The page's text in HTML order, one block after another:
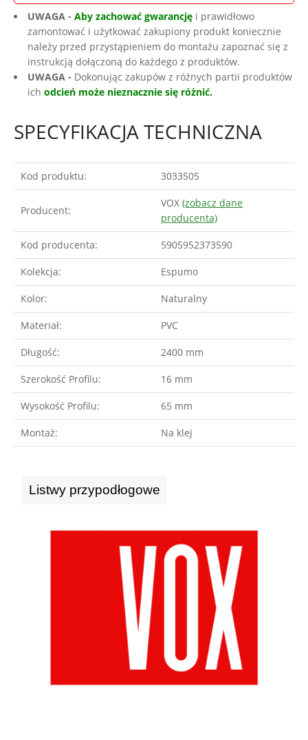
UWAGA - Aby zachować gwarancję i prawidłowo
zamontować i użytkować zakupiony produkt koniecznie
należy przed przystąpieniem do montażu zapoznać się z
instrukcją dołączoną do każdego z produktów.
UWAGA - Dokonując zakupów z różnych partii produktów
ich odcień może nieznacznie się różnić.
SPECYFIKACJA TECHNICZNA
Kod produktu: 3033505
Producent:
VOX (zobacz dane
producenta)
Kod producenta: 5905952373590
Kolekcja: Espumo
Kolor: Naturalny
Materiał: PVC
Długość: 2400 mm
Szerokość Profilu: 16 mm
Wysokość Profilu: 65 mm
Montaż: Na klej
Listwy przypodłogowe